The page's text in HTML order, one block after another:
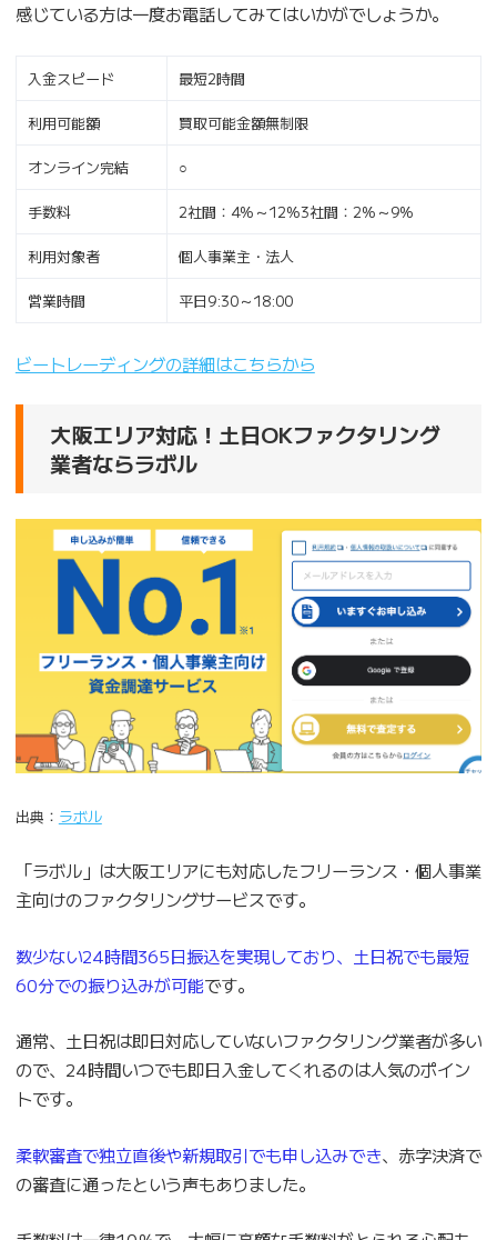
感じている方は一度お電話してみてはいかがでしょうか。
入金スピード 最短2時間
利用可能額 買取可能金額無制限
オンライン完結 ○
手数料 2社間：4%～12%3社間：2%～9%
利用対象者 個人事業主・法人
営業時間 平日9:30～18:00
ビートレーディングの詳細はこちらから
大阪エリア対応！土日OKファクタリング
業者ならラボル
出典： ラボル
「ラボル」は大阪エリアにも対応したフリーランス・個人事業
主向けのファクタリングサービスです。
数少ない24時間365日振込を実現しており、土日祝でも最短
60分での振り込みが可能です。
通常、土日祝は即日対応していないファクタリング業者が多い
ので、24時間いつでも即日入金してくれるのは人気のポイン
トです。
柔軟審査で独立直後や新規取引でも申し込みでき、赤字決済で
の審査に通ったという声もありました。